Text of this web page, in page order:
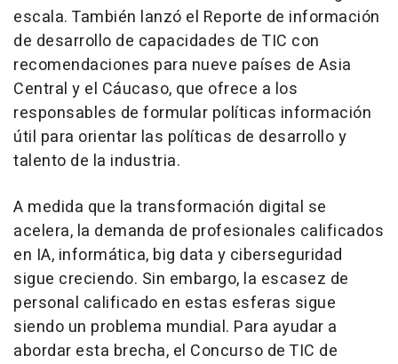
escala. También lanzó el Reporte de información
de desarrollo de capacidades de TIC con
recomendaciones para nueve países de Asia
Central y el Cáucaso, que ofrece a los
responsables de formular políticas información
útil para orientar las políticas de desarrollo y
talento de la industria.
A medida que la transformación digital se
acelera, la demanda de profesionales calificados
en IA, informática, big data y ciberseguridad
sigue creciendo. Sin embargo, la escasez de
personal calificado en estas esferas sigue
siendo un problema mundial. Para ayudar a
abordar esta brecha, el Concurso de TIC de